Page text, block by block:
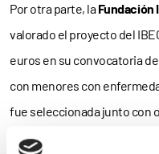
Por otra parte, laFundación
valorado el proyecto del
euros en su convocatoria
con menores con
fue seleccionada junto con
Convocatoria de proyectos